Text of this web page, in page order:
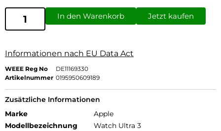
In den Warenkorb Jetzt kaufen
Informationen nach EU Data Act
WEEE Reg No
DE11169330
Artikelnummer 0195950609189
Zusätzliche Informationen
Marke
Apple
Modellbezeichnung
Watch Ultra 3